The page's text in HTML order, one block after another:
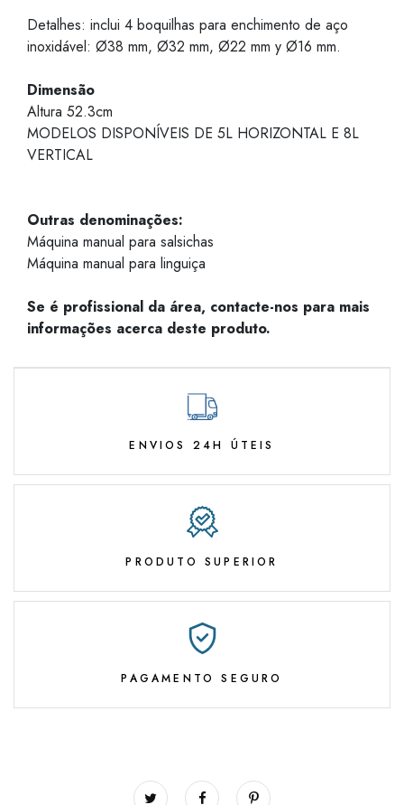
Detalhes: inclui 4 boquilhas para enchimento de aço
inoxidável: Ø38 mm, Ø32 mm, Ø22 mm y Ø16 mm.
Dimensão
Altura 52.3cm
MODELOS DISPONÍVEIS DE 5L HORIZONTAL E 8L
VERTICAL
Outras denominações:
Máquina manual para salsichas
Máquina manual para linguiça
Se é profissional da área, contacte-nos para mais
informações acerca deste produto.
ENVIOS 24H ÚTEIS
PRODUTO SUPERIOR
PAGAMENTO SEGURO